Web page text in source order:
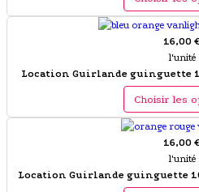
16,00
l'unité
Location Guirlande guinguette
Choisir les
16,00
l'unité
Location Guirlande guinguette 10